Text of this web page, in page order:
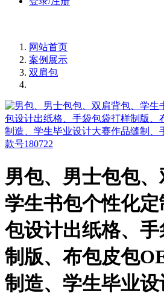
网站首页
案例展示
双肩包
男包、男士包包、
学生书包个性化
包设计出纸格、
制版、布包皮包
制造、学生毕业